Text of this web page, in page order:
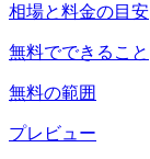
相場と料金の目安
無料でできること
無料の範囲
プレビュー